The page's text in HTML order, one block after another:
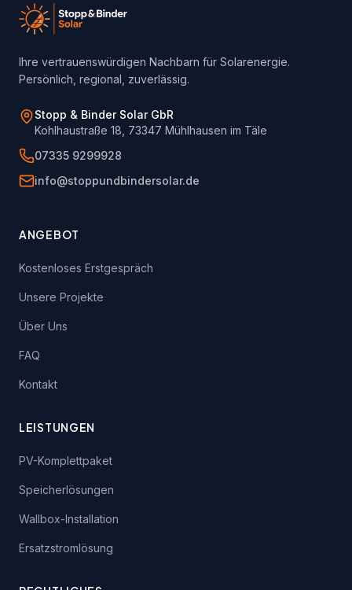
Ihre vertrauenswürdigen Nachbarn für Solarenergie.
Persönlich, regional, zuverlässig.
Stopp & Binder Solar GbR
Kohlhaustraße 18, 73347 Mühlhausen im Täle
07335 9299928
info@stoppundbindersolar.de
ANGEBOT
Kostenloses Erstgespräch
Unsere Projekte
Über Uns
FAQ
Kontakt
LEISTUNGEN
PV-Komplettpaket
Speicherlösungen
Wallbox-Installation
Ersatzstromlösung